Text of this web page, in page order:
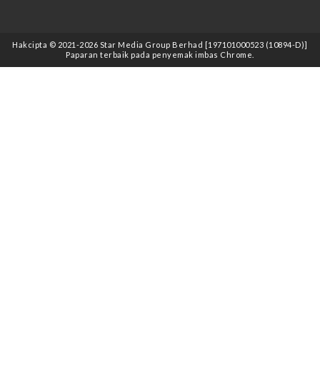
Hakcipta © 2021 -2026 Star Media Group Berhad [197101000523 (10894-D)]
Paparan terbaik pada penyemak imbas Chrome.